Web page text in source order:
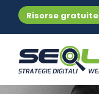
Risorse gratuite